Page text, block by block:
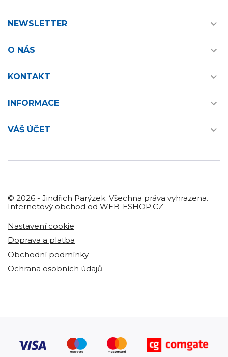
NEWSLETTER 
O NÁS 
KONTAKT 
INFORMACE 
VÁŠ ÚČET 
© 2026 - Jindřich Parýzek. Všechna práva vyhrazena.
Internetový obchod od WEB-ESHOP.CZ
Nastavení cookie
Doprava a platba
Obchodní podmínky
Ochrana osobních údajů